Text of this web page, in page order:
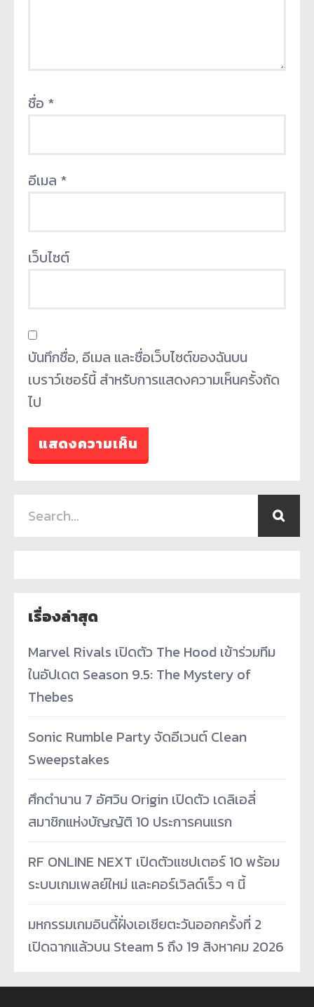
ชื่อ *
อีเมล *
เว็บไซต์
บันทึกชื่อ, อีเมล และชื่อเว็บไซต์ของฉันบน
เบราว์เซอร์นี้ สำหรับการแสดงความเห็นครั้งถัด
ไป
เรื่องล่าสุด
Marvel Rivals เปิดตัว The Hood เข้าร่วมทีม
ในอัปเดต Season 9.5: The Mystery of
Thebes
Sonic Rumble Party จัดอีเวนต์ Clean
Sweepstakes
ศึกตำนาน 7 อัศวิน Origin เปิดตัว เดลิเอลี่
สมาชิกแห่งบัญญัติ 10 ประการคนแรก
RF ONLINE NEXT เปิดตัวแชปเตอร์ 10 พร้อม
ระบบเกมเพลย์ใหม่ และคอร์เวิลด์เร็ว ๆ นี้
มหกรรมเกมอินดี้ฝั่งเอเชียตะวันออกครั้งที่ 2
เปิดฉากแล้วบน Steam 5 ถึง 19 สิงหาคม 2026